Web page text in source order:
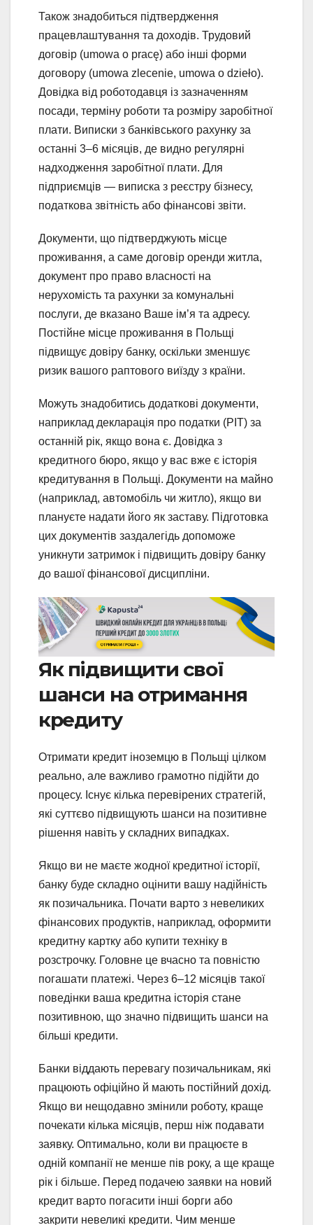
Також знадобиться підтвердження
працевлаштування та доходів. Трудовий
договір (umowa o pracę) або інші форми
договору (umowa zlecenie, umowa o dzieło).
Довідка від роботодавця із зазначенням
посади, терміну роботи та розміру заробітної
плати. Виписки з банківського рахунку за
останні 3–6 місяців, де видно регулярні
надходження заробітної плати. Для
підприємців — виписка з реєстру бізнесу,
податкова звітність або фінансові звіти.
Документи, що підтверджують місце
проживання, а саме договір оренди житла,
документ про право власності на
нерухомість та рахунки за комунальні
послуги, де вказано Ваше ім’я та адресу.
Постійне місце проживання в Польщі
підвищує довіру банку, оскільки зменшує
ризик вашого раптового виїзду з країни.
Можуть знадобитись додаткові документи,
наприклад декларація про податки (PIT) за
останній рік, якщо вона є. Довідка з
кредитного бюро, якщо у вас вже є історія
кредитування в Польщі. Документи на майно
(наприклад, автомобіль чи житло), якщо ви
плануєте надати його як заставу. Підготовка
цих документів заздалегідь допоможе
уникнути затримок і підвищить довіру банку
до вашої фінансової дисципліни.
Як підвищити свої
шанси на отримання
кредиту
Отримати кредит іноземцю в Польщі цілком
реально, але важливо грамотно підійти до
процесу. Існує кілька перевірених стратегій,
які суттєво підвищують шанси на позитивне
рішення навіть у складних випадках.
Якщо ви не маєте жодної кредитної історії,
банку буде складно оцінити вашу надійність
як позичальника. Почати варто з невеликих
фінансових продуктів, наприклад, оформити
кредитну картку або купити техніку в
розстрочку. Головне це вчасно та повністю
погашати платежі. Через 6–12 місяців такої
поведінки ваша кредитна історія стане
позитивною, що значно підвищить шанси на
більші кредити.
Банки віддають перевагу позичальникам, які
працюють офіційно й мають постійний дохід.
Якщо ви нещодавно змінили роботу, краще
почекати кілька місяців, перш ніж подавати
заявку. Оптимально, коли ви працюєте в
одній компанії не менше пів року, а ще краще
рік і більше. Перед подачею заявки на новий
кредит варто погасити інші борги або
закрити невеликі кредити. Чим менше